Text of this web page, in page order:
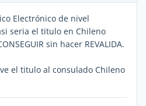
Electrónico de nivel
seria el titulo en Chileno
sin hacer REVALIDA.
el titulo al consulado Chileno